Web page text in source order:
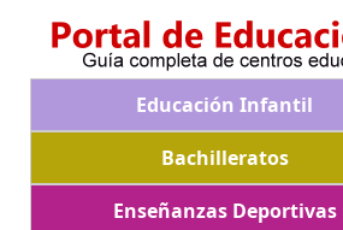
Educación Infantil
Bachilleratos
Enseñanzas Deportivas